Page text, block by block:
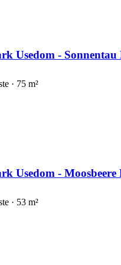
Usedom - Sonnentau
· 75 m²
Usedom -
· 53 m²